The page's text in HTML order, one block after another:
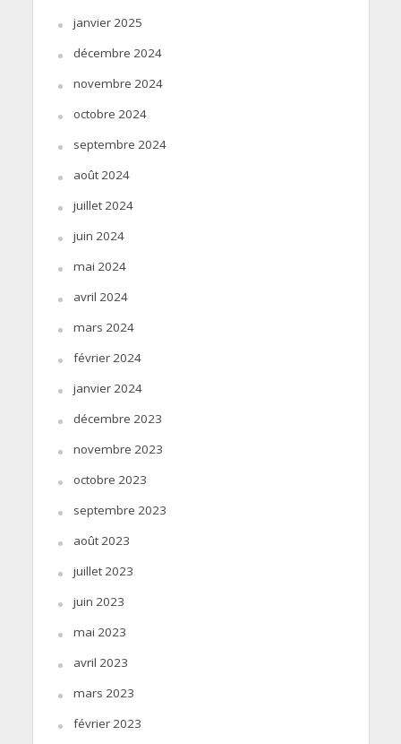
janvier 2025
décembre 2024
novembre 2024
octobre 2024
septembre 2024
août 2024
juillet 2024
juin 2024
mai 2024
avril 2024
mars 2024
février 2024
janvier 2024
décembre 2023
novembre 2023
octobre 2023
septembre 2023
août 2023
juillet 2023
juin 2023
mai 2023
avril 2023
mars 2023
février 2023